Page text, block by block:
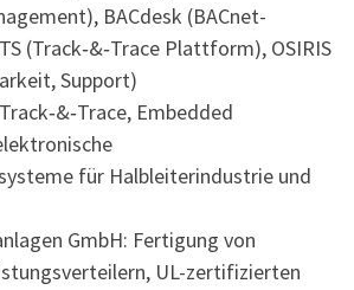
BACdesk (BACnet-
(Track‑&‑Trace Plattform), OSIRIS
Support)
Embedded
für Halbleiterindustrie und
GmbH: Fertigung von
UL-zertifizierten